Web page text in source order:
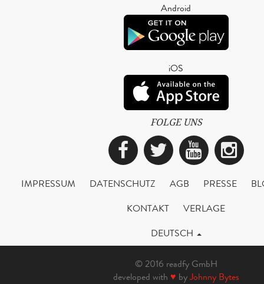
Android
iOS
FOLGE UNS
Facebook
Twitter
IMPRESSUM DATENSCHUTZ AGB PRESSE
KONTAKT
VERLAGE
DEUTSCH
© 2016 readfy GmbH
developed with ♥ byJohnny Bytes